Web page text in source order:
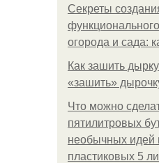
Секреты
огорода и сада:
Как зашить
«зашить»
Что можно
пятилитровых
необычных идей
пластиковых 5